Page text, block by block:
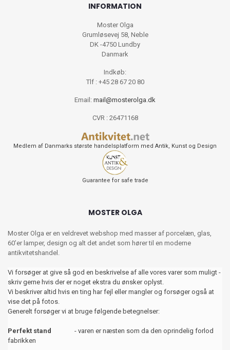
INFORMATION
Moster Olga
Grumløsevej 58, Neble
DK -4750 Lundby
Danmark
Indkøb:
Tlf : +45 28 67 20 80
Email: mail@mosterolga.dk
CVR : 26471168
Medlem af Danmarks største handelsplatform med Antik, Kunst og Design
Guarantee for safe trade
MOSTER OLGA
Moster Olga er en veldrevet webshop med masser af porcelæn, glas,
60’er lamper, design og alt det andet som hører til en moderne
antikvitetshandel.
Vi forsøger at give så god en beskrivelse af alle vores varer som muligt -
skriv gerne hvis der er noget ekstra du ønsker oplyst.
Vi beskriver altid hvis en ting har fejl eller mangler og forsøger også at
vise det på fotos.
Generelt forsøger vi at bruge følgende betegnelser:
Perfekt stand - varen er næsten som da den oprindelig forlod
fabrikken